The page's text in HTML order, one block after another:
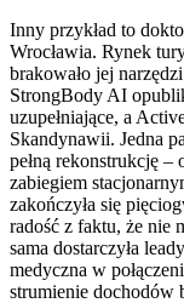
Inny przykład to
Wrocławia. Rynek
brakowało jej
StrongBody AI
uzupełniające, a
Skandynawii. Jedna
pełną rekonstrukcję
zabiegiem
zakończyła się
radość z faktu, że nie
sama dostarczyła
medyczna w
strumienie dochodów